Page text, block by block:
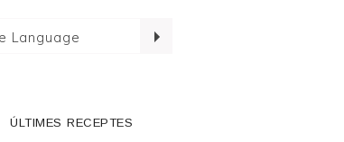
ÚLTIMES RECEPTES